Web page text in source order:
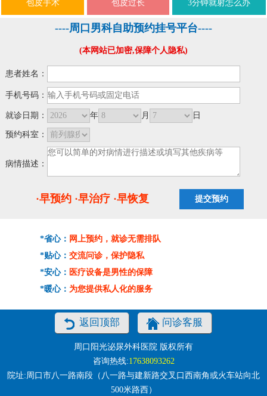
包皮手术 包皮过长 3分钟就射怎么办
----周口男科自助预约挂号平台----
(本网站已加密,保障个人隐私)
患者姓名：
手机号码：
就诊日期： 年 月 日
预约科室：
病情描述：
·早预约 ·早治疗 ·早恢复
*省心： 网上预约，就诊无需排队
*贴心：交流问诊，保护隐私
*安心： 医疗设备是男性的保障
*暖心： 为您提供私人化的服务
返回顶部 问诊客服
周口阳光泌尿外科医院 版权所有
咨询热线:17638093262
院址:周口市八一路南段（八一路与建新路交叉口西南角或火车站向北
500米路西）